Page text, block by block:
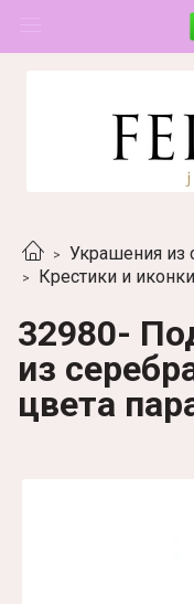
Украшения из
Крестики и
32980-
из
цвета